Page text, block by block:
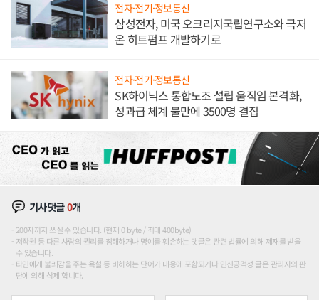
전자·전기·정보통신
삼성전자, 미국 오크리지국립연구소와 극저
온 히트펌프 개발하기로
전자·전기·정보통신
SK하이닉스 통합노조 설립 움직임 본격화,
성과급 체계 불만에 3500명 결집
기사댓글0개
200자까지 쓰실 수 있습니다. (현재 0 byte / 최대 400byte)
저작권 등 다른 사람의 권리를 침해하거나 명예를 훼손하는 댓글은 관련 법률에 의해 제재를 받을
수 있습니다.
타인에게 불쾌감을 주는 욕설 등 비하하는 단어가 내용에 포함되거나 인신공격성 글은 관리자의 판
단에 의해 삭제 합니다.